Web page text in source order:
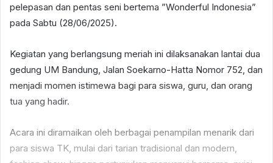
pelepasan dan pentas seni bertema ”Wonderful Indonesia”
pada Sabtu (28/06/2025).
Kegiatan yang berlangsung meriah ini dilaksanakan lantai dua
gedung UM Bandung, Jalan Soekarno-Hatta Nomor 752, dan
menjadi momen istimewa bagi para siswa, guru, dan orang
tua yang hadir.
Acara ini diramaikan oleh berbagai penampilan menarik dari
para siswa TK, mulai dari tarian tradisional dan modern,